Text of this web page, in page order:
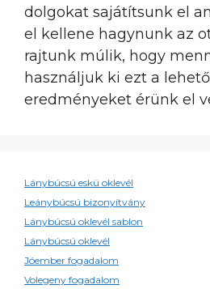
dolgokat sajátítsunk el
el kellene hagynunk az
rajtunk múlik, hogy
használjuk ki ezt a
eredményeket érünk el
Lánybúcsú eskü oklevél
Leánybúcsú bizonyítvány
Lánybúcsú oklevél sablon
Lánybúcsú oklevél
Jóember fogadalom
Volegeny fogadalom